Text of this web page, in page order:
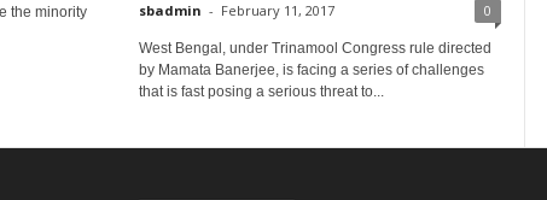
the minority
sbadmin - February 11, 2017 0
West Bengal, under Trinamool Congress rule directed
by Mamata Banerjee, is facing a series of challenges
that is fast posing a serious threat to...